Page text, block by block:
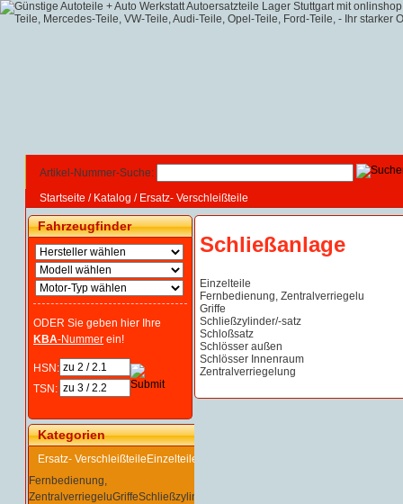
Artikel-Nummer-Suche:
Startseite / Katalog / Ersatz- Verschleißteile
Fahrzeugfinder
ODER Sie geben hier Ihre
KBA-Nummer ein!
HSN:
TSN:
Kategorien
Ersatz- Verschleißteile Einzelteile
Fernbedienung,
ZentralverriegeluGriffeSchließzylinder/-
Schließanlage
Einzelteile
Fernbedienung, Zentralverriegelu
Griffe
Schließzylinder/-satz
Schloßsatz
Schlösser außen
Schlösser Innenraum
Zentralverriegelung